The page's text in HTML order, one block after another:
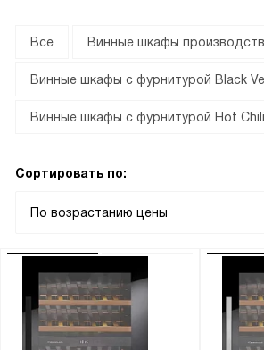
Все Винные шкафы
Винные шкафы с фурнитурой Black
Винные шкафы с фурнитурой Hot Chili
Сортировать по:
По возрастанию цены